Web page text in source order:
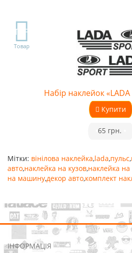
TOP
Товар
Набір наклейок
Купити
65 грн.
Мітки: вінілова наклейка,lada,пульс,
авто,наклейка на кузов,наклейка на
на машину,декор авто,комплект
ІНФОРМАЦІЯ